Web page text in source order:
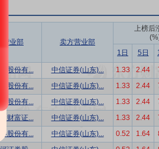
营业部 卖方营业部
上榜后
1日
5日
券股份有... 中信证券(山东)... 1.33 2.44
券股份有... 中信证券(山东)... 1.33 2.44
券股份有... 中信证券(山东)... 1.33 2.44
财富证... 中信证券(山东)... 1.33 2.44
券股份有... 中信证券(山东)... 0.52 1.64